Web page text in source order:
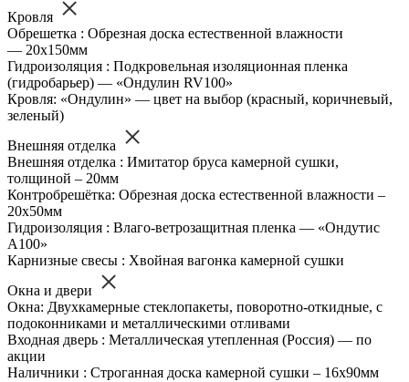
Кровля
Обрешетка : Обрезная доска естественной влажности
— 20х150мм
Гидроизоляция : Подкровельная изоляционная пленка
(гидробарьер) — «Ондулин RV100»
Кровля: «Ондулин» — цвет на выбор (красный, коричневый,
зеленый)
Внешняя отделка
Внешняя отделка : Имитатор бруса камерной сушки,
толщиной – 20мм
Контробрешётка: Обрезная доска естественной влажности –
20х50мм
Гидроизоляция : Влаго-ветрозащитная пленка — «Ондутис
А100»
Карнизные свесы : Хвойная вагонка камерной сушки
Окна и двери
Окна: Двухкамерные стеклопакеты, поворотно-откидные, с
подоконниками и металлическими отливами
Входная дверь : Металлическая утепленная (Россия) — по
акции
Наличники : Строганная доска камерной сушки – 16х90мм